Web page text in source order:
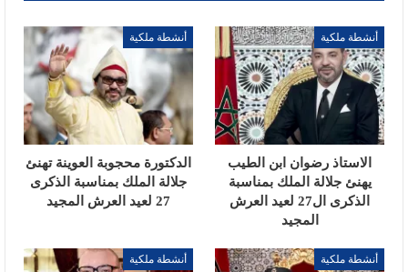
أنشطة ملكية
الاستاذ رضوان ابن الطيب
يهنئ جلالة الملك بمناسبة
الذكرى ال27 لعيد العرش
المجيد
أنشطة ملكية
الدكتورة محجوبة العوينة تهنئ
جلالة الملك بمناسبة الذكرى
27 لعيد العرش المجيد
أنشطة ملكية أنشطة ملكية